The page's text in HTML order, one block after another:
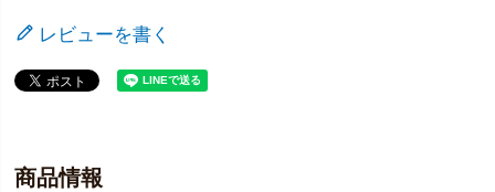
レビューを書く
商品情報